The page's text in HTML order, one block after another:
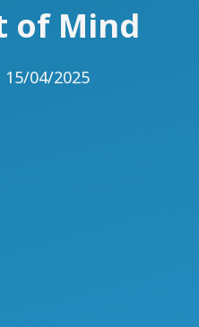
of Mind
15/04/2025